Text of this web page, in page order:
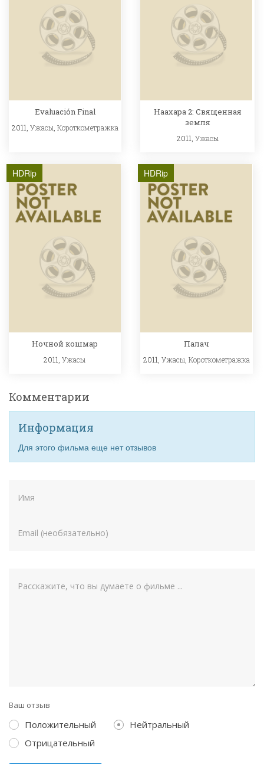
Evaluación Final
2011, Ужасы Короткометражка
Наахара 2: Священная
земля
2011, Ужасы
HDRip
Ночной кошмар
2011,Ужасы
HDRip
Палач
2011,Ужасы ,Короткометражка
Комментарии
Информация
Для этого фильма еще нет отзывов
Ваш отзыв
Положительный
Нейтральный
Отрицательный